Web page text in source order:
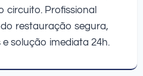
circuito. Profissional
restauração segura,
solução imediata 24h.